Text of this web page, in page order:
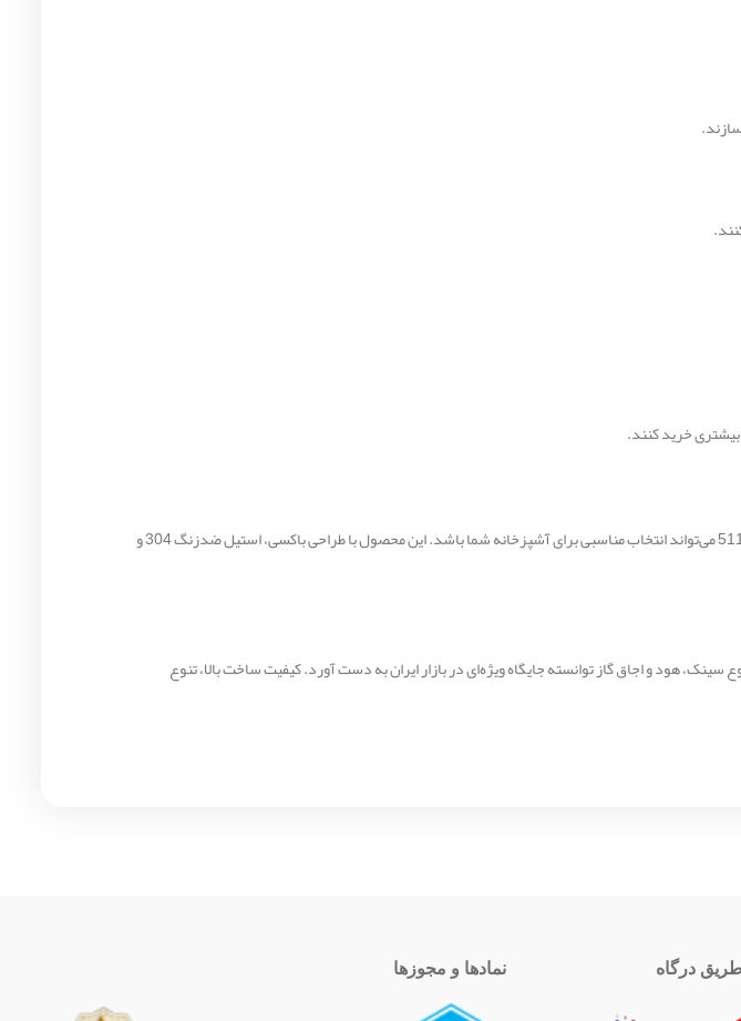
اگر به دنبال یک سینک روکار با طراحی مدرن، لگن‌های عمیق، سینی مهندسی و کیفیت ساخت بالا هستید، مدل 511 می‌تواند انتخاب مناسبی برای آشپزخانه شما باشد. این محصول با طراحی باکسی، استیل ضدزنگ 304 و
هود و اجاق گاز توانسته جایگاه ویژه‌ای در بازار ایران به دست آورد. کیفیت ساخت بالا، تنوع
درگاه نمادها و مجوزها